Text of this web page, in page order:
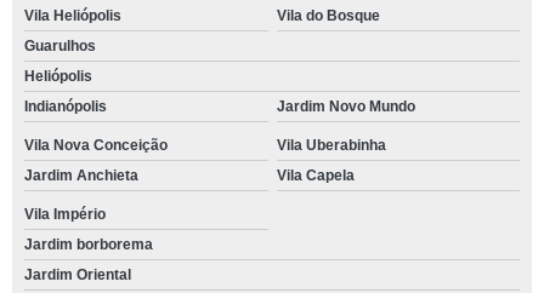
Vila Heliópolis
Vila do Bosque
Guarulhos
Heliópolis
Indianópolis
Jardim Novo Mundo
Vila Nova Conceição
Vila Uberabinha
Jardim Anchieta
Vila Capela
Vila Império
Jardim borborema
Jardim Oriental